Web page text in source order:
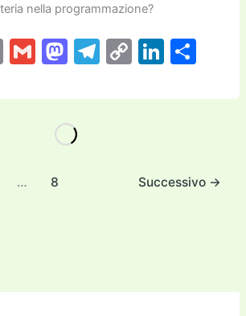
nella programmazione?
E
ai
G
ai
M
st
o
d
T
e
C
p
n
Li
k
n
C
n
di
… 8 Successivo →